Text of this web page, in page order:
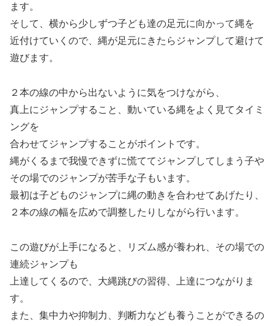
ます。
そして、横から少しずつ子ども達の足元に向かって縄を
近付けていくので、縄が足元にきたらジャンプして避けて
遊びます。
２本の線の中から出ないように気をつけながら、
真上にジャンプすること、動いている縄をよく見てタイミ
ングを
合わせてジャンプすることがポイントです。
縄がくるまで我慢できずに慌ててジャンプしてしまう子や
その場でのジャンプが苦手な子もいます。
最初は子どものジャンプに縄の動きを合わせてあげたり、
２本の線の幅を広めで調整したりしながら行います。
この遊びが上手になると、リズム感が養われ、その場での
連続ジャンプも
上達してくるので、大縄跳びの習得、上達につながりま
す。
また、集中力や抑制力、判断力なども養うことができるの